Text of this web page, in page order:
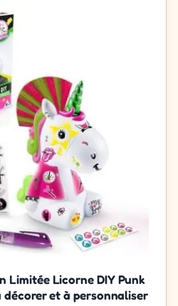
Limitée Licorne DIY Punk
et à personnaliser